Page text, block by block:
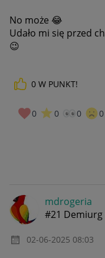
No może 😂
Udało mi się przed
😉
0 W PUNKT!
0 0 0 0
mdrogeria
#21 Demiurg
‎02-06-2025 08:03